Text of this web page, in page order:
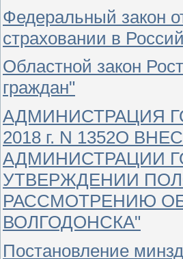
Федеральный закон
страховании в
Областной закон
граждан"
АДМИНИСТРАЦИЯ
2018 г. N 1352О
АДМИНИСТРАЦИИ
УТВЕРЖДЕНИИ
РАССМОТРЕНИЮ
ВОЛГОДОНСКА"
Постановление